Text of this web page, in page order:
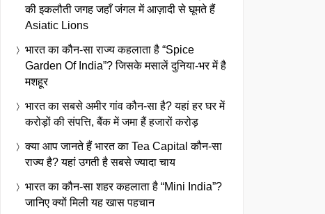
की इकलौती जगह जहाँ जंगल में आज़ादी से घूमते हैं
Asiatic Lions
भारत का कौन-सा राज्य कहलाता है “Spice
Garden Of India”? जिसके मसालें दुनिया-भर में है
मशहूर
भारत का सबसे अमीर गांव कौन-सा है? यहां हर घर में
करोड़ों की संपत्ति, बैंक में जमा हैं हजारों करोड़
क्या आप जानते हैं भारत का Tea Capital कौन-सा
राज्य है? यहां उगती है सबसे ज्यादा चाय
भारत का कौन-सा शहर कहलाता है “Mini India”?
जानिए क्यों मिली यह खास पहचान